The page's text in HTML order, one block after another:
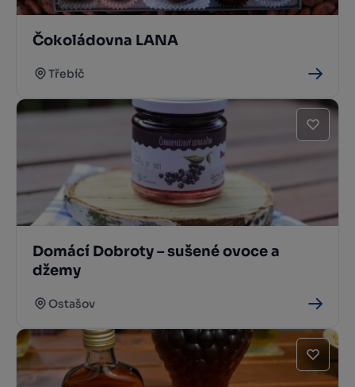
Čokoládovna LANA
Třebíč
Domácí Dobroty – sušené ovoce a
džemy
Ostašov